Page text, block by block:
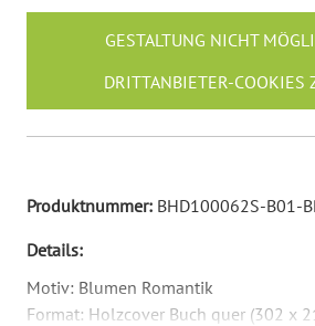
GESTALTUNG NICHT
DRITTANBIETER-COOKIES
Produktnummer: BHD100062S-B01-
Details:
Motiv: Blumen Romantik
Format: Holzcover Buch quer (302 x